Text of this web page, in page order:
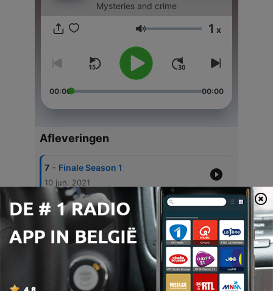
Mysteries and crime
Volume 1 x
00:00 00:00
Afleveringen
7 - Finale Season 1
10 jun. 2021
6 Aileen Wuornos
- The Zodiac Killer
04 jun. 2021
The Night Stalker